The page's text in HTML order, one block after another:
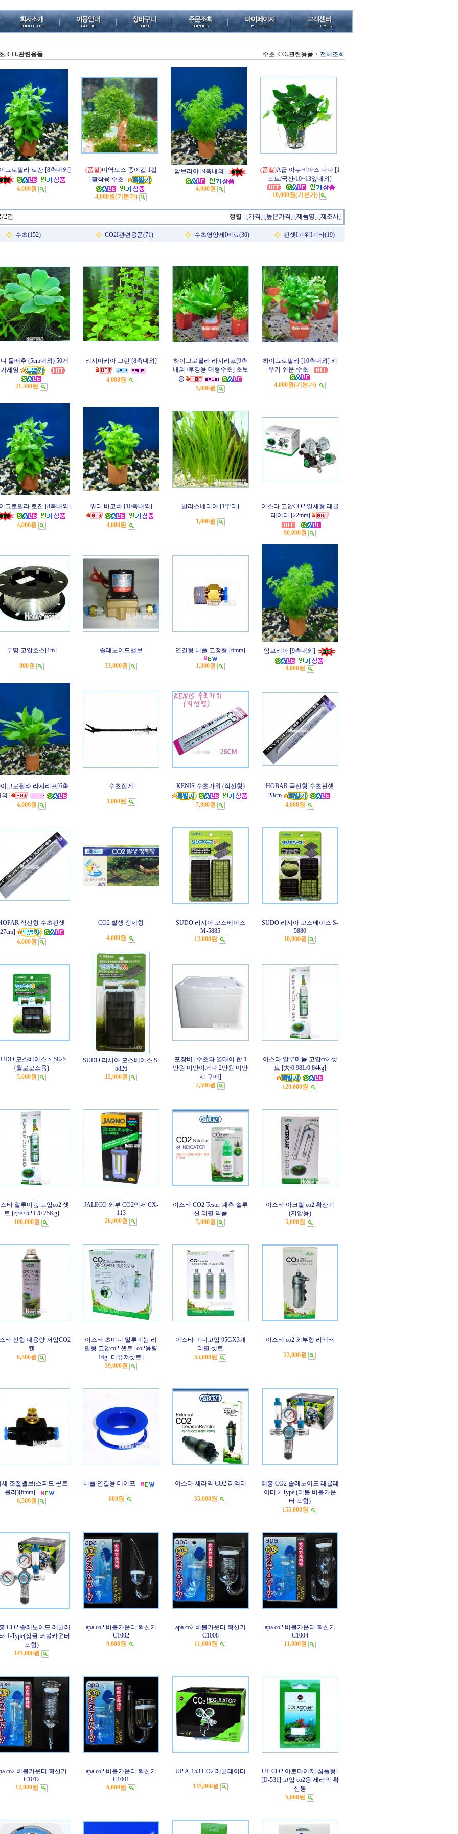
, CO₂관련용품 수초, CO₂관련용품 > 전체조회
그로필라 로잔 [8촉내외]
4,000원
(품절)미역모스 종이컵 1컵
[활착용 수초]
4,000원(기본가)
암브리아 [9촉내외]
4,000원
(품절)A급 아누비아스 나나 [1
포트/국산/10~13잎내외]
10,000원(기본가)
건 정렬 : [가격] [높은가격] [제품명] [제조사]
수초(152) CO2I관련용품(71) 수초영양제I비료(30) 핀셋I가위I기타(19)
물배추 (5cm내외) 50개
세일
21,500원
리시마키아 그린 [8촉내외]
4,000원
하이그로필라 라지리프[9촉
내외 /후경용 대형수초] 초보
용
5,000원
하이그로필라 [10촉내외] 키
우기 쉬운 수초
4,000원(기본가)
그로필라 로잔 [8촉내외]
4,000원
워터 바코바 [10촉내외]
4,000원
발리스네리아 [1뿌리]
1,000원
이스타 고압CO2 일체형 레귤
레이터 [22mm]
90,000원
투명 고압호스[1m]
800원
솔레노이드밸브
33,000원
연결형 니플 고정형 [6mm]
1,300원
암브리아 [9촉내외]
4,000원
그로필라 라지리프[6촉
외]
4,000원
수초집게
3,000원
KENIS 수초가위 (직선형)
7,900원
HOBAR 곡선형 수초핀셋
28cm
4,000원
직선형 수초핀셋
4,000원
CO2 발생 정제형
4,000원
SUDO 리시아 모스베이스
M-5885
12,000원
SUDO 리시아 모스베이스 S-
5880
10,000원
모스베이스 S-5825
(윌로모스용)
5,000원
SUDO 리시아 모스베이스 S-
5826
12,000원
포장비 [수초와 열대어 합 1
만원 미만이거나 2만원 미만
시 구매]
2,500원
이스타 알루미늄 고압co2 셋
트 [大/0.98L/0.84kg]
120,000원
타 알루미늄 고압co2 셋
트 [小/0.52 L/0.75Kg]
100,000원
JALECO 외부 CO2믹서 CX-
113
26,000원
이스타 CO2 Tester 계측 솔루
션 리필 약품
5,000원
이스타 아크릴 co2 확산기
(저압용)
5,000원
타 신형 대용량 저압CO2
캔
6,500원
이스타 초미니 알루미늄 리
필형 고압co2 셋트 [co2용량
16g+디퓨져셋트]
39,000원
이스타 미니고압 95GX3개
리필 셋트
55,000원
이스타 co2 외부형 리엑터
22,000원
세 조절밸브(스피드 콘트
롤러)[6mm]
6,500원
니플 연결용 테이프
600원
이스타 세라믹 CO2 리엑터
35,000원
혜홍 CO2 솔레노이드 레귤레
이터 2-Type (더블 버블카운
터 포함)
155,000원
CO2 솔레노이드 레귤레
1-Type(싱글 버블카운터
포함)
145,000원
apa co2 버블카운터 확산기
C1002
9,000원
apa co2 버블카운터 확산기
C1008
11,000원
apa co2 버블카운터 확산기
C1004
11,000원
co2 버블카운터 확산기
C1012
12,000원
apa co2 버블카운터 확산기
C1001
6,000원
UP A-153 CO2 레귤레이터
135,000원
UP CO2 아토마이저[심플형]
[D-531] 고압 co2용 세라믹 확
산봉
5,000원